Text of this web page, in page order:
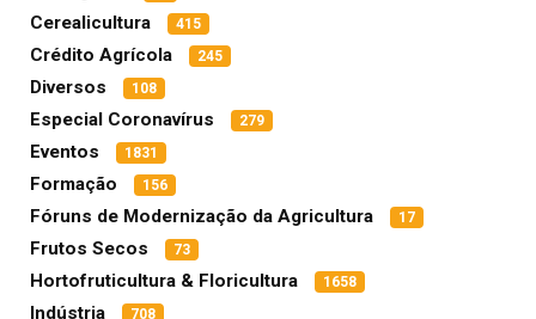
Cerealicultura 415
Crédito Agrícola 245
Diversos 108
Especial Coronavírus 279
Eventos 1831
Formação 156
Fóruns de Modernização da Agricultura 17
Frutos Secos 73
Hortofruticultura & Floricultura 1658
Indústria 708